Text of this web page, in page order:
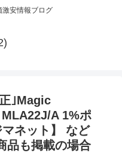
激安情報ブログ
｣Magic
A 1%ポ
ネット】 など
品も掲載の場合